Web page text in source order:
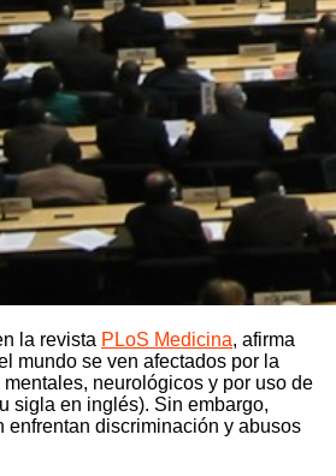
la revista PLoS Medicina, afirma
mundo se ven afectados por la
neurológicos y por uso de
sigla en inglés). Sin embargo,
enfrentan discriminación y abusos